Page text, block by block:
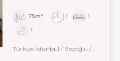
75m² 1
1
1
Türkiye İstanbul / Beyoğlu / Karaköy